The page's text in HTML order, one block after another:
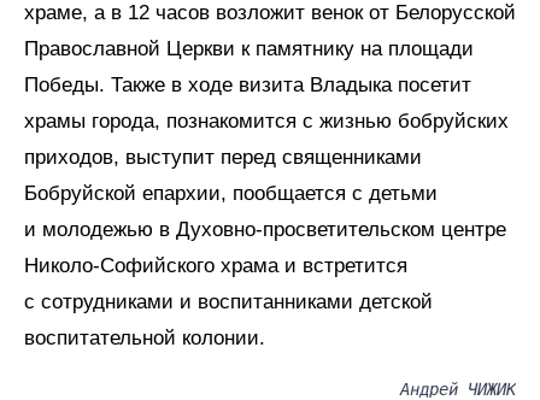
храме, а в 12 часов возложит венок от Белорусской
Православной Церкви к памятнику на площади
Победы. Также в ходе визита Владыка посетит
храмы города, познакомится с жизнью бобруйских
приходов, выступит перед священниками
Бобруйской епархии, пообщается с детьми
и молодежью в Духовно-просветительском центре
Николо-Софийского храма и встретится
с сотрудниками и воспитанниками детской
воспитательной колонии.
Андрей ЧИЖИК